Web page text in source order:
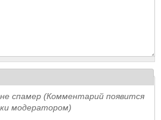
спамер (Комментарий появится
модератором)